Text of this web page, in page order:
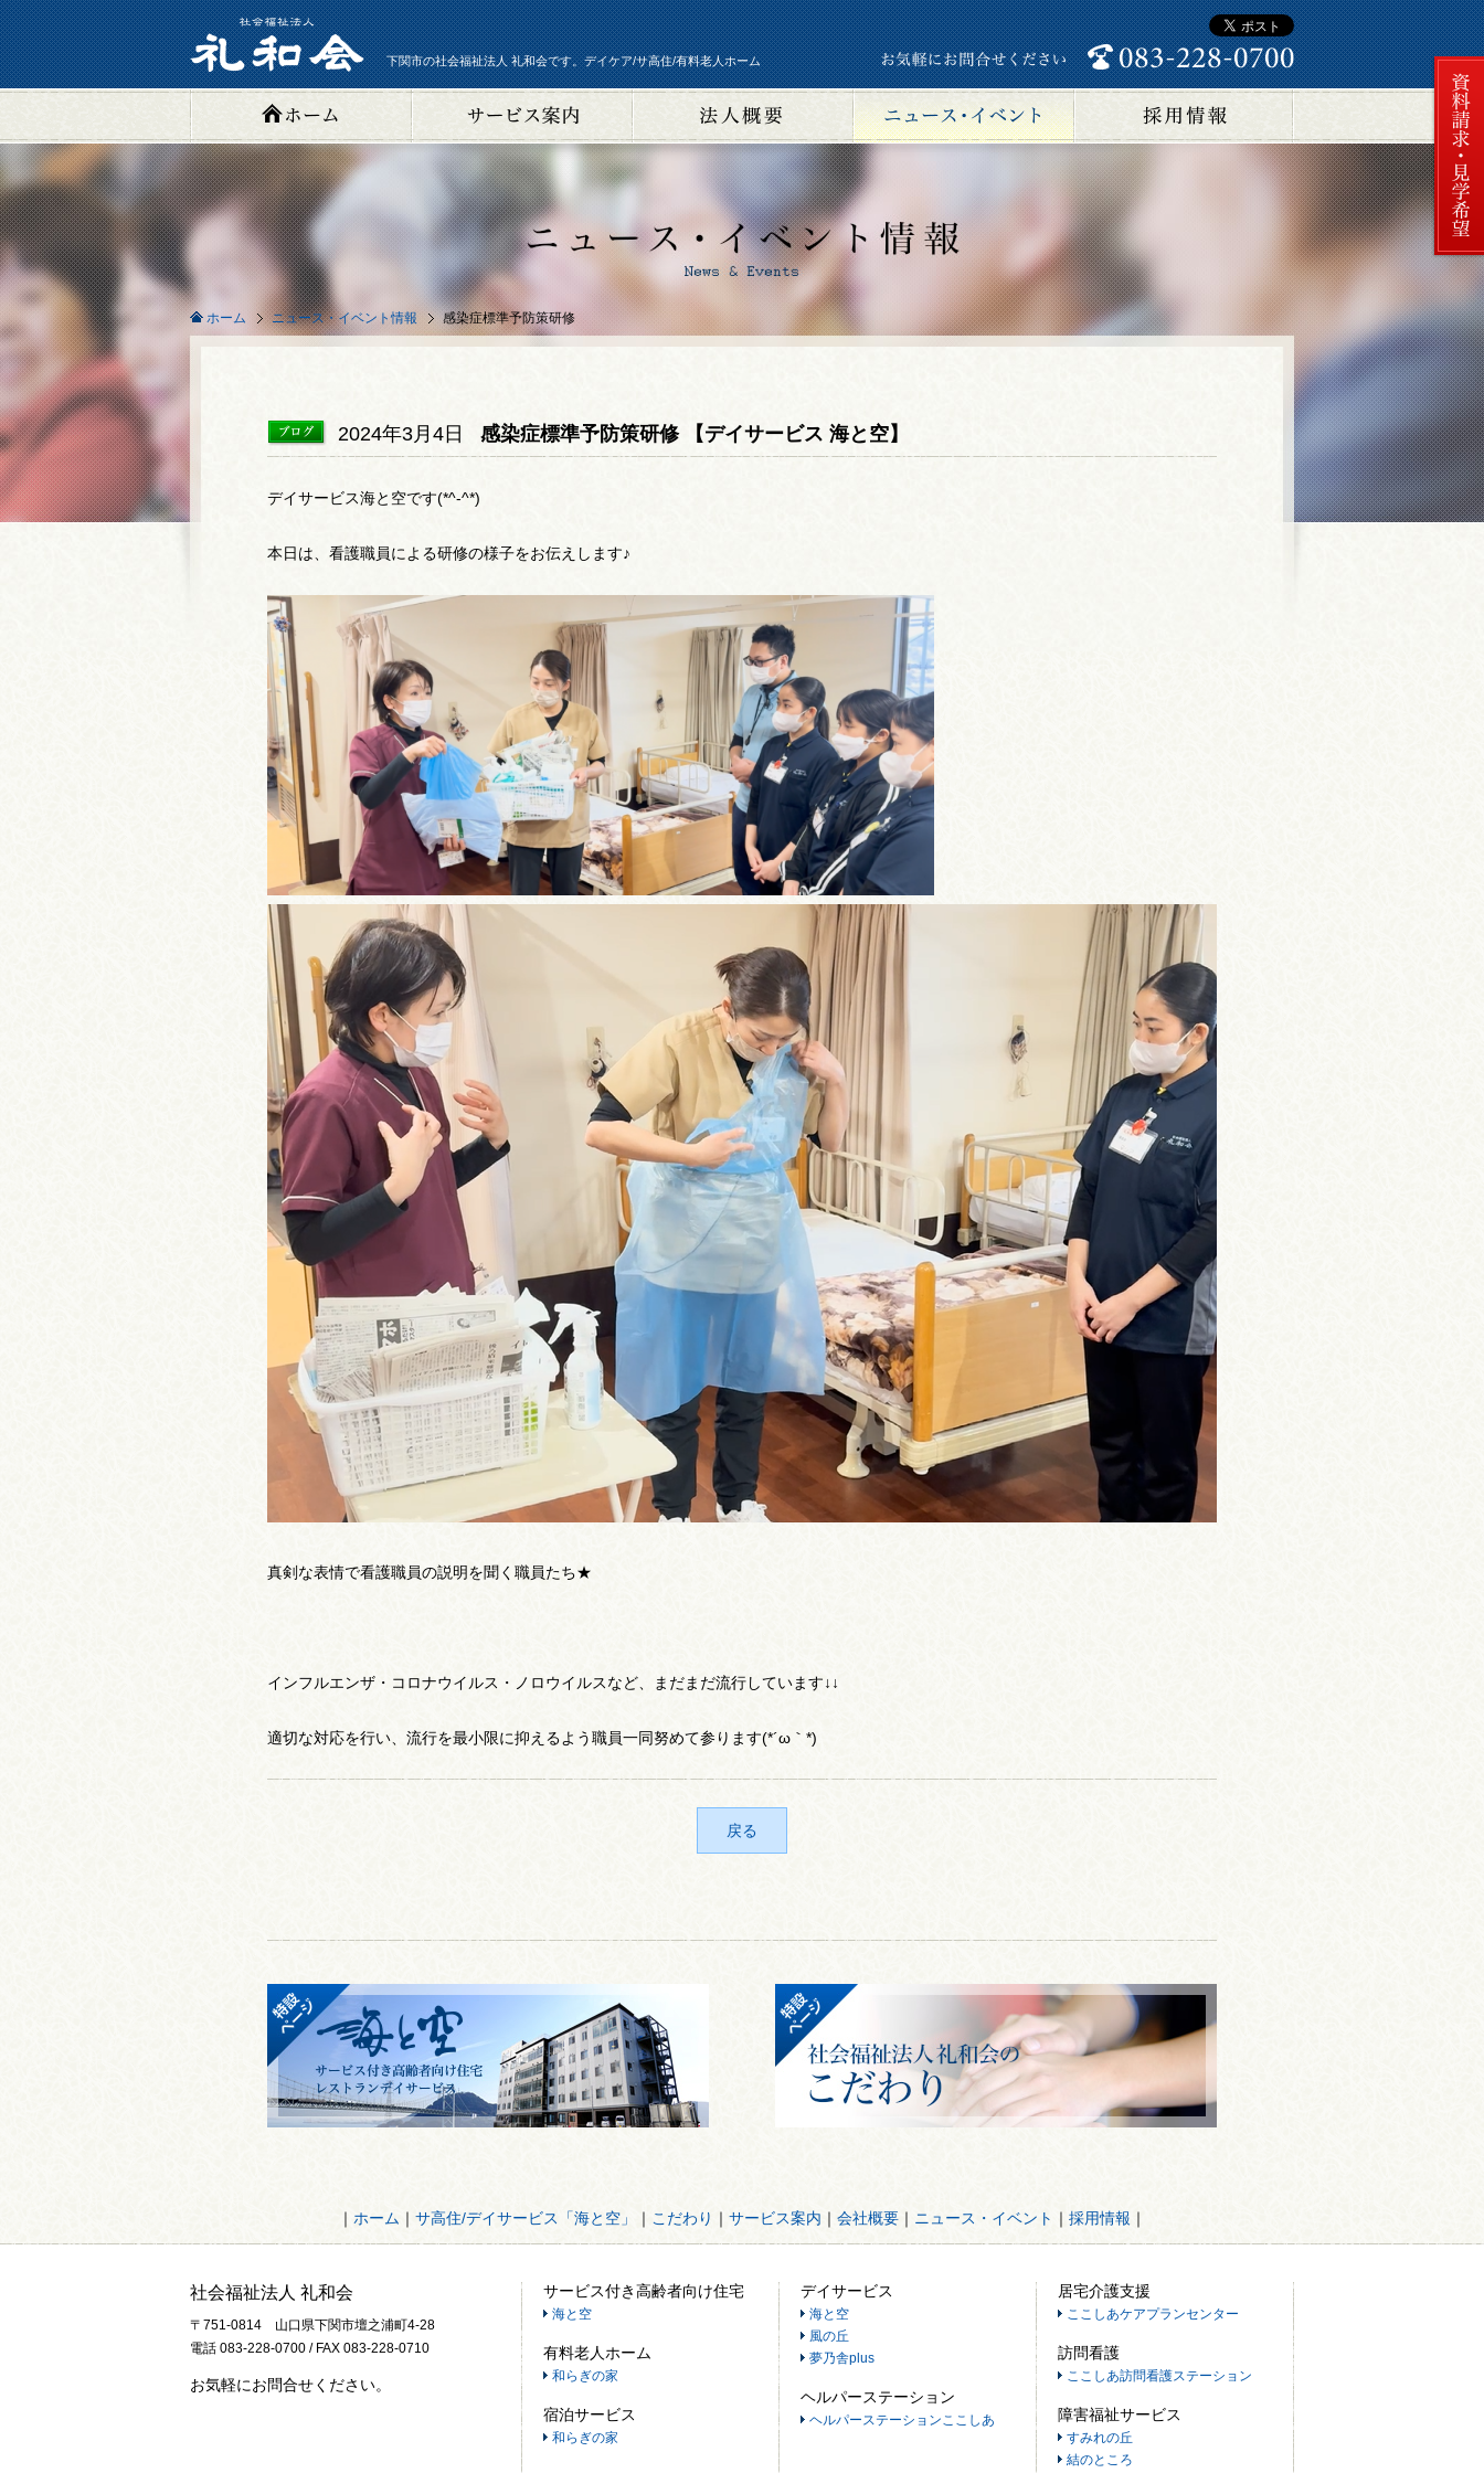
下関市の社会福祉法人 礼和会です。デイケア/サ高住/有料老人ホーム
ホーム ニュース・イベント情報 感染症標準予防策研修
2024年3月4日 感染症標準予防策研修 【デイサービス 海と空】
デイサービス海と空です(*^-^*)
本日は、看護職員による研修の様子をお伝えします♪
真剣な表情で看護職員の説明を聞く職員たち★
インフルエンザ・コロナウイルス・ノロウイルスなど、まだまだ流行しています↓↓
適切な対応を行い、流行を最小限に抑えるよう職員一同努めて参ります(*´ω｀*)
戻る
｜ ホーム ｜ サ高住/デイサービス「海と空」 ｜ こだわり ｜ サービス案内 ｜ 会社概要 ｜ ニュース・イベント ｜ 採用情報 ｜
社会福祉法人 礼和会
〒751-0814 山口県下関市壇之浦町4-28
電話 083-228-0700 / FAX 083-228-0710
お気軽にお問合せください。
サービス付き高齢者向け住宅
海と空
有料老人ホーム
和らぎの家
宿泊サービス
和らぎの家
デイサービス
海と空
風の丘
夢乃舎plus
ヘルパーステーション
ヘルパーステーションここしあ
居宅介護支援
ここしあケアプランセンター
訪問看護
ここしあ訪問看護ステーション
障害福祉サービス
すみれの丘
結のところ